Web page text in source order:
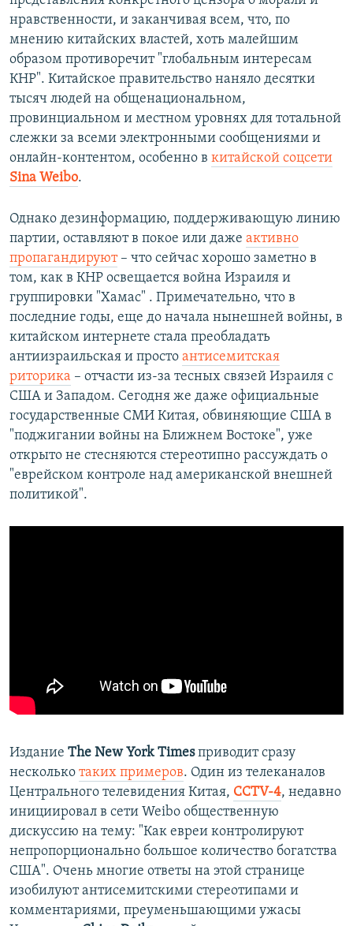
нравственности, и заканчивая всем, что, по
мнению китайских властей, хоть малейшим
образом противоречит "глобальным интересам
КНР". Китайское правительство наняло десятки
тысяч людей на общенациональном,
провинциальном и местном уровнях для тотальной
слежки за всеми электронными сообщениями и
онлайн-контентом, особенно в китайской соцсети
Sina Weibo.
Однако дезинформацию, поддерживающую линию
партии, оставляют в покое или даже активно
пропагандируют– что сейчас хорошо заметно в
том, как в КНР освещается война Израиля и
группировки "Хамас" . Примечательно, что в
последние годы, еще до начала нынешней войны, в
китайском интернете стала преобладать
антиизраильская и просто антисемитская
риторика – отчасти из-за тесных связей Израиля с
США и Западом. Сегодня же даже официальные
государственные СМИ Китая, обвиняющие США в
"поджигании войны на Ближнем Востоке", уже
открыто не стесняются стереотипно рассуждать о
"еврейском контроле над американской внешней
политикой".
Издание The New York Timesприводит сразу
несколько таких примеров. Один из телеканалов
Центрального телевидения Китая, CCTV-4, недавно
инициировал в сети Weibo общественную
дискуссию на тему: "Как евреи контролируют
непропорционально большое количество богатства
США". Очень многие ответы на этой странице
изобилуют антисемитскими стереотипами и
комментариями, преуменьшающими ужасы